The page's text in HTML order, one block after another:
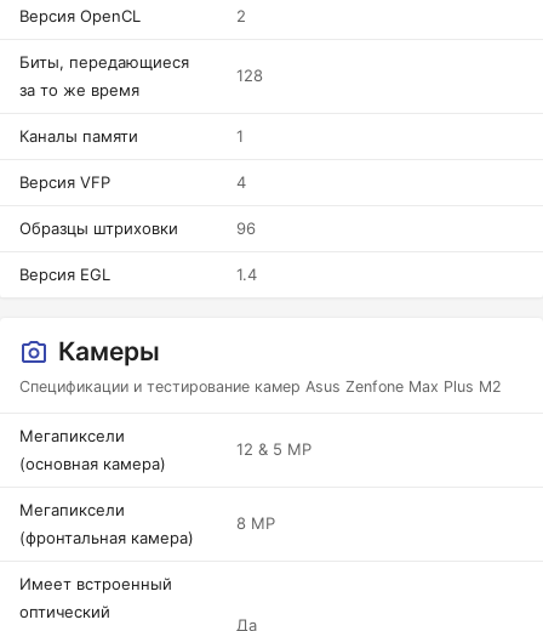
Версия OpenCL 2
Биты, передающиеся
за то же время
128
Каналы памяти 1
Версия VFP 4
Образцы штриховки 96
Версия EGL 1.4
Камеры
Спецификации и тестирование камер Asus Zenfone Max Plus M2
Мегапиксели
(основная камера)
12 & 5 MP
Мегапиксели
(фронтальная камера)
8 MP
Имеет встроенный
оптический
Да